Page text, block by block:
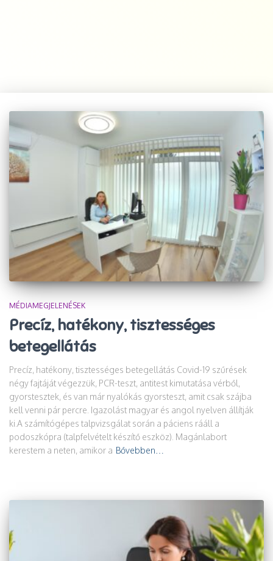
MÉDIAMEGJELENÉSEK
Precíz, hatékony, tisztességes
betegellátás
Precíz, hatékony, tisztességes betegellátás Covid-19 szűrések
négy fajtáját végezzük, PCR-teszt, antitest kimutatása vérből,
gyorstesztek, és van már nyalókás gyorsteszt, amit csak szájba
kell venni pár percre. Igazolást magyar és angol nyelven állítják
ki.A számítógépes talpvizsgálat során a páciens rááll a
podoszkópra (talpfelvételt készítő eszköz). Magánlabort
kerestem a neten, amikor a Bővebben…